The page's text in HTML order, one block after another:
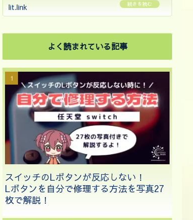
lit.link
よく読まれている記事
スイッチのLボタンが反応しない！
Lボタンを自分で修理する方法を写真27
枚で解説！